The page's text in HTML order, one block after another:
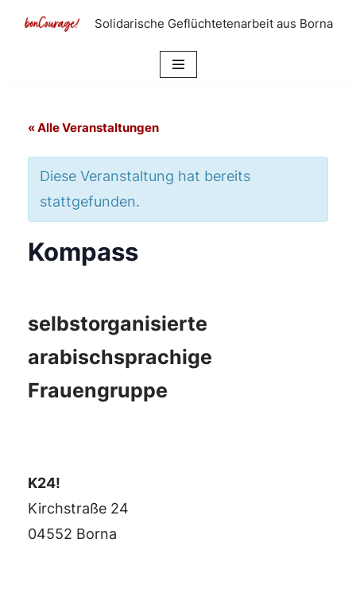
Solidarische Geflüchtetenarbeit aus Borna
« Alle Veranstaltungen
Diese Veranstaltung hat bereits
stattgefunden.
Kompass
selbstorganisierte
arabischsprachige
Frauengruppe
K24!
Kirchstraße 24
04552 Borna